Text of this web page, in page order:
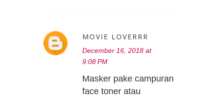
MOVIE LOVERRR
December 16, 2018 at
9:08 PM
Masker pake campuran
face toner atau